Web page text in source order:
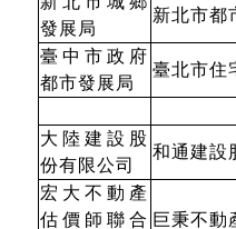
發展局
新北市都
臺中市政府
都市發展局
臺北市住
大陸建設股
份有限公司
和通建設
宏大不動產
估價師聯合 巨秉不動